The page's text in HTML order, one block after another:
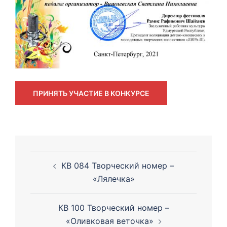
ПРИНЯТЬ УЧАСТИЕ В КОНКУРСЕ
Навигация
записям
КВ 084 Творческий номер –
«Лялечка»
КВ 100 Творческий номер –
«Оливковая веточка»